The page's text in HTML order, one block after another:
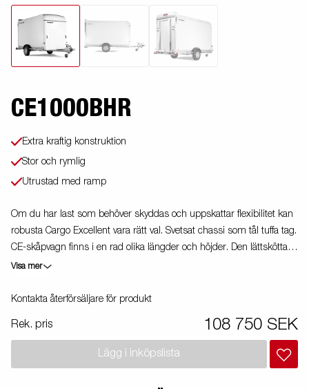
CE1000BHR
Extra kraftig konstruktion
Stor och rymlig
Utrustad med ramp
Om du har last som behöver skyddas och uppskattar flexibilitet kan
robusta Cargo Excellent vara rätt val. Svetsat chassi som tål tuffa tag.
CE-skåpvagn finns i en rad olika längder och höjder. Den lättskötta
glasfiberytan på sidorna ger dessutom bra möjligheter till profilering.
man goda förankringsmöjligheter, skåpvagnen är utrustad med anti-
kan vara extrautrustad.
Visa mer
Kontakta återförsäljare för produkt
Rek. pris 108 750 SEK
Lägg i inköpslista